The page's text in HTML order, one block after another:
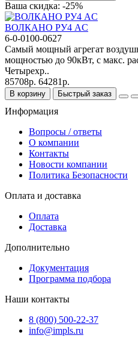
Ваша скидка: -25%
ВОЛКАНО РУ4 AC
6-0-0100-0627
Самый мощный агрегат
мощностью до 90кВт, с макс.
Четырехр..
85708р. 64281р.
В корзину Быстрый заказ
Информация
Вопросы / ответы
О компании
Контакты
Новости компании
Политика Безопасности
Оплата и доставка
Оплата
Доставка
Дополнительно
Документация
Программа подбора
Наши контакты
8 (800) 500-22-37
info@impls.ru